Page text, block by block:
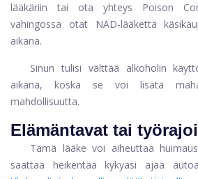
lääkäriin tai ota yhteys Poison
vahingossa otat NAD-lääkettä
aikana.
Sinun tulisi välttää alkoholin
aikana, koska se voi lisätä
mahdollisuutta.
Elämäntavat tai
Tämä lääke voi aiheuttaa
saattaa heikentää kykyäsi ajaa